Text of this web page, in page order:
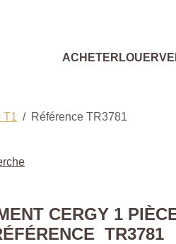
ACHETER LOUER
T1 Référence TR3781
CERGY 1
TR3781